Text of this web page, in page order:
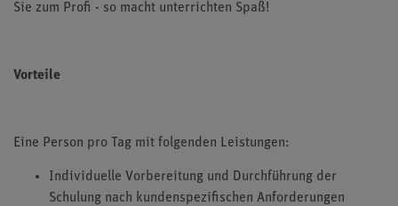
Sie zum Profi - so macht unterrichten Spaß!
Vorteile
Eine Person pro Tag mit folgenden Leistungen:
Individuelle Vorbereitung und Durchführung der
Schulung nach kundenspezifischen Anforderungen